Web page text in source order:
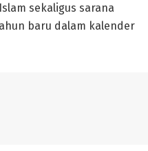
sekaligus sarana
baru dalam kalender